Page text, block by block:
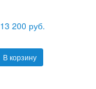
13 200 руб.
В корзину